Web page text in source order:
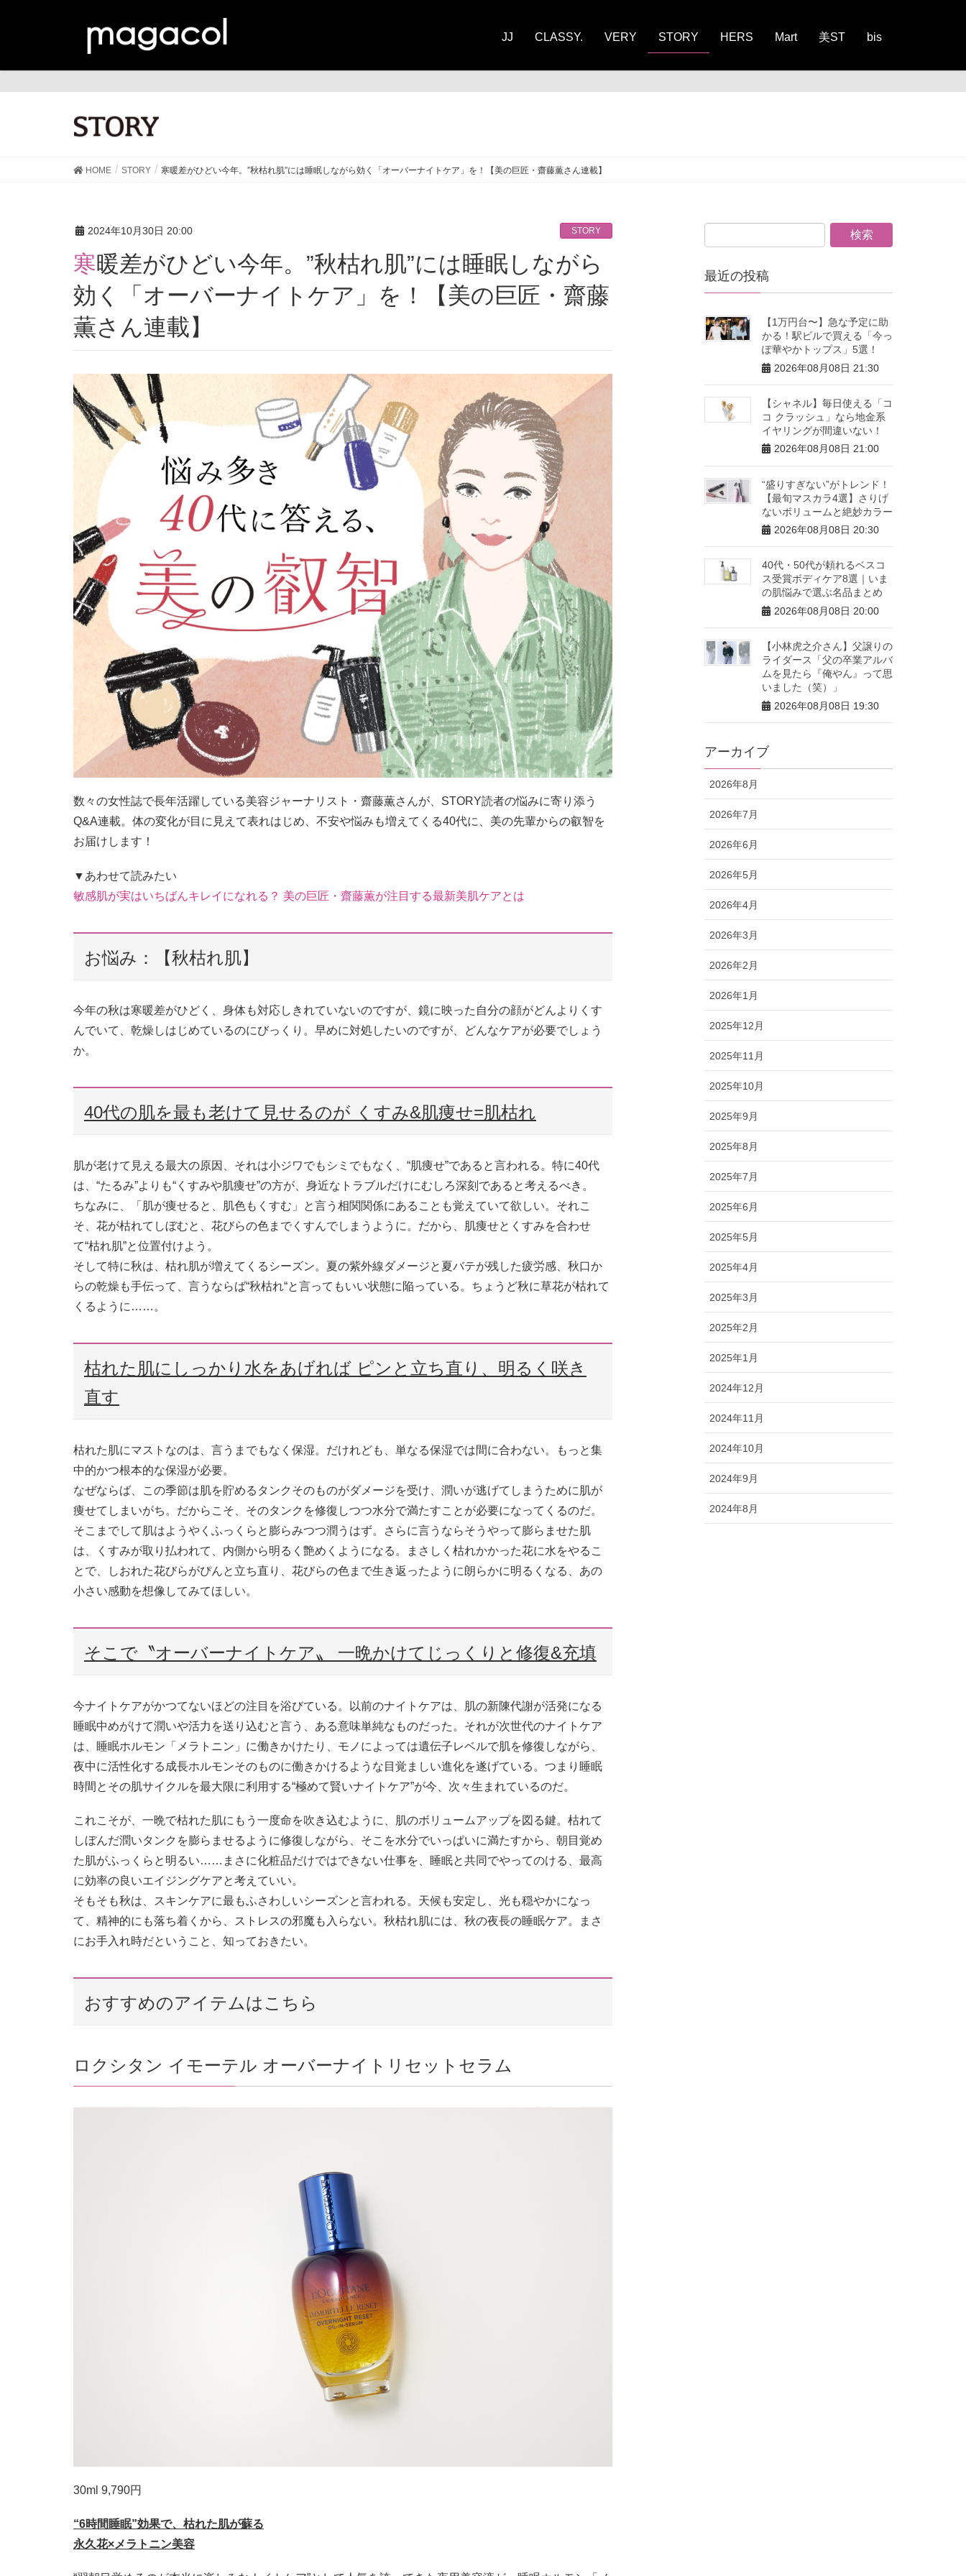
JJ CLASSY. VERY STORY HERS Mart 美ST bis
HOME STORY 寒暖差がひどい今年。”秋枯れ肌”には睡眠しながら効く「オーバーナイトケア」を！【美の巨匠・齋藤薫さん連載】
2024年10月30日 20:00 STORY
寒暖差がひどい今年。”秋枯れ肌”には睡眠しながら
効く「オーバーナイトケア」を！【美の巨匠・齋藤
薫さん連載】
数々の女性誌で長年活躍している美容ジャーナリスト・齋藤薫さんが、STORY読者の悩みに寄り添う
Q&A連載。体の変化が目に見えて表れはじめ、不安や悩みも増えてくる40代に、美の先輩からの叡智を
お届けします！
▼あわせて読みたい
敏感肌が実はいちばんキレイになれる？ 美の巨匠・齋藤薫が注目する最新美肌ケアとは
お悩み：【秋枯れ肌】
今年の秋は寒暖差がひどく、身体も対応しきれていないのですが、鏡に映った自分の顔がどんよりくす
んでいて、乾燥しはじめているのにびっくり。早めに対処したいのですが、どんなケアが必要でしょう
か。
40代の肌を最も老けて見せるのが くすみ&肌痩せ=肌枯れ
肌が老けて見える最大の原因、それは小ジワでもシミでもなく、“肌痩せ”であると言われる。特に40代
は、“たるみ”よりも“くすみや肌痩せ”の方が、身近なトラブルだけにむしろ深刻であると考えるべき。
ちなみに、「肌が痩せると、肌色もくすむ」と言う相関関係にあることも覚えていて欲しい。それこ
そ、花が枯れてしぼむと、花びらの色までくすんでしまうように。だから、肌痩せとくすみを合わせ
て“枯れ肌”と位置付けよう。
そして特に秋は、枯れ肌が増えてくるシーズン。夏の紫外線ダメージと夏バテが残した疲労感、秋口か
らの乾燥も手伝って、言うならば“秋枯れ“と言ってもいい状態に陥っている。ちょうど秋に草花が枯れて
くるように……。
枯れた肌にしっかり水をあげれば ピンと立ち直り、明るく咲き
直す
枯れた肌にマストなのは、言うまでもなく保湿。だけれども、単なる保湿では間に合わない。もっと集
中的かつ根本的な保湿が必要。
なぜならば、この季節は肌を貯めるタンクそのものがダメージを受け、潤いが逃げてしまうために肌が
痩せてしまいがち。だからこそ、そのタンクを修復しつつ水分で満たすことが必要になってくるのだ。
そこまでして肌はようやくふっくらと膨らみつつ潤うはず。さらに言うならそうやって膨らませた肌
は、くすみが取り払われて、内側から明るく艶めくようになる。まさしく枯れかかった花に水をやるこ
とで、しおれた花びらがぴんと立ち直り、花びらの色まで生き返ったように朗らかに明るくなる、あの
小さい感動を想像してみてほしい。
そこで〝オーバーナイトケア〟 一晩かけてじっくりと修復&充填
今ナイトケアがかつてないほどの注目を浴びている。以前のナイトケアは、肌の新陳代謝が活発になる
睡眠中めがけて潤いや活力を送り込むと言う、ある意味単純なものだった。それが次世代のナイトケア
は、睡眠ホルモン「メラトニン」に働きかけたり、モノによっては遺伝子レベルで肌を修復しながら、
夜中に活性化する成長ホルモンそのものに働きかけるような目覚ましい進化を遂げている。つまり睡眠
時間とその肌サイクルを最大限に利用する“極めて賢いナイトケア”が今、次々生まれているのだ。
これこそが、一晩で枯れた肌にもう一度命を吹き込むように、肌のボリュームアップを図る鍵。枯れて
しぼんだ潤いタンクを膨らませるように修復しながら、そこを水分でいっぱいに満たすから、朝目覚め
た肌がふっくらと明るい……まさに化粧品だけではできない仕事を、睡眠と共同でやってのける、最高
に効率の良いエイジングケアと考えていい。
そもそも秋は、スキンケアに最もふさわしいシーズンと言われる。天候も安定し、光も穏やかになっ
て、精神的にも落ち着くから、ストレスの邪魔も入らない。秋枯れ肌には、秋の夜長の睡眠ケア。まさ
にお手入れ時だということ、知っておきたい。
おすすめのアイテムはこちら
ロクシタン イモーテル オーバーナイトリセットセラム
30ml 9,790円
“6時間睡眠”効果で、枯れた肌が蘇る
永久花×メラトニン美容
最近の投稿
【1万円台〜】急な予定に助
かる！駅ビルで買える「今っ
ぽ華やかトップス」5選！
2026年08月08日 21:30
【シャネル】毎日使える「コ
コ クラッシュ」なら地金系
イヤリングが間違いない！
2026年08月08日 21:00
“盛りすぎない”がトレンド！
【最旬マスカラ4選】さりげ
ないボリュームと絶妙カラー
2026年08月08日 20:30
40代・50代が頼れるベスコ
ス受賞ボディケア8選｜いま
の肌悩みで選ぶ名品まとめ
2026年08月08日 20:00
【小林虎之介さん】父譲りの
ライダース「父の卒業アルバ
ムを見たら『俺やん』って思
いました（笑）」
2026年08月08日 19:30
アーカイブ
2026年8月
2026年7月
2026年6月
2026年5月
2026年4月
2026年3月
2026年2月
2026年1月
2025年12月
2025年11月
2025年10月
2025年9月
2025年8月
2025年7月
2025年6月
2025年5月
2025年4月
2025年3月
2025年2月
2025年1月
2024年12月
2024年11月
2024年10月
2024年9月
2024年8月